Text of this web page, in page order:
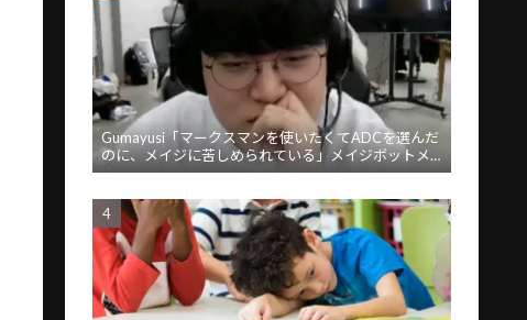
Gumayusi「マークスマンを使いたくてADCを選んだ
のに、メイジに苦しめられている」メイジボットメ
タに苦言